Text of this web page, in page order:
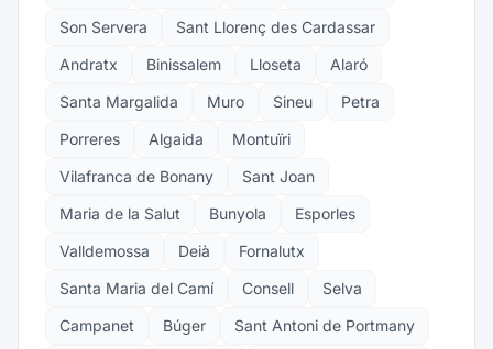
Son Servera
Sant Llorenç des Cardassar
Andratx
Binissalem Lloseta
Alaró
Santa Margalida
Muro Sineu
Petra
Porreres
Algaida
Montuïri
Vilafranca de Bonany
Sant Joan
Maria de la Salut
Bunyola
Esporles
Valldemossa
Deià
Fornalutx
Santa Maria del Camí
Consell
Selva
Campanet
Búger
Sant Antoni de Portmany